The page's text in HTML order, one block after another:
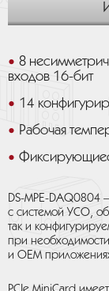
8
входов 16-бит
14
Рабочая
DS-MPE-DAQ0804
с системой УСО,
так и
при
и OEM